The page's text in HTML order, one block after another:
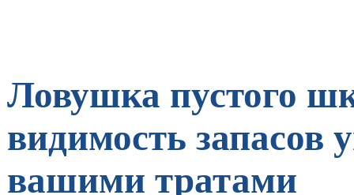
Ловушка пустого
видимость запасов
вашими тратами